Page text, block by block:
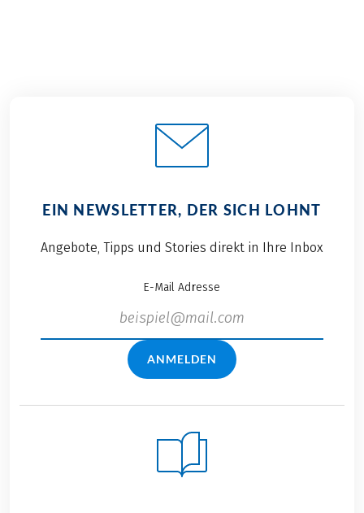
EIN NEWSLETTER, DER SICH LOHNT
Angebote, Tipps und Stories direkt in Ihre Inbox
E-Mail Adresse
ANMELDEN